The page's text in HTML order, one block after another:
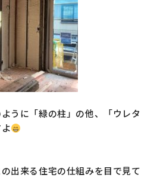
うに「緑の柱」の他、「ウレタ
出来る住宅の仕組みを目で見て